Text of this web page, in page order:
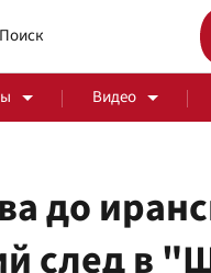
Видео
закупки
до
след в